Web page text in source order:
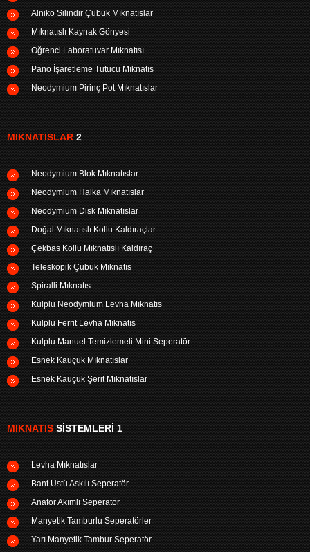
Alniko Silindir Çubuk Mıknatıslar
Mıknatıslı Kaynak Gönyesi
Öğrenci Laboratuvar Mıknatısı
Pano İşaretleme Tutucu Mıknatıs
Neodymium Pirinç Pot Mıknatıslar
MIKNATISLAR2
Neodymium Blok Mıknatıslar
Neodymium Halka Mıknatıslar
Neodymium Disk Mıknatıslar
Doğal Mıknatıslı Kollu Kaldıraçlar
Çekbas Kollu Mıknatıslı Kaldıraç
Teleskopik Çubuk Mıknatıs
Spiralli Mıknatıs
Kulplu Neodymium Levha Mıknatıs
Kulplu Ferrit Levha Mıknatıs
Kulplu Manuel Temizlemeli Mini Seperatör
Esnek Kauçuk Mıknatıslar
Esnek Kauçuk Şerit Mıknatıslar
MIKNATISSISTEMLERI 1
Levha Mıknatıslar
Bant Üstü Askılı Seperatör
Anafor Akımlı Seperatör
Manyetik Tamburlu Seperatörler
Yarı Manyetik Tambur Seperatör